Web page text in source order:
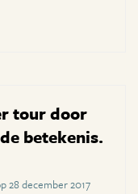
tour door
betekenis.
28 december 2017